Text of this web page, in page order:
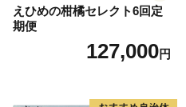
えひめの柑橘セレクト6回定
期便
127,000円